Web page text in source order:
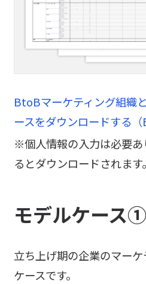
BtoBマーケティング組織
ースをダウンロードする（
※個人情報の入力は必要あ
るとダウンロードされます。
モデルケース①
立ち上げ期の企業のマー
ケースです。